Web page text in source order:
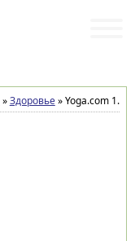
»Здоровье»Yoga.com 1.6.9